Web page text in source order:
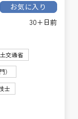
お気に入り
30+日前
交通省
）
士